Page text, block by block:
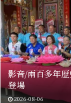
影音/兩百多年
登場
2026-08-06